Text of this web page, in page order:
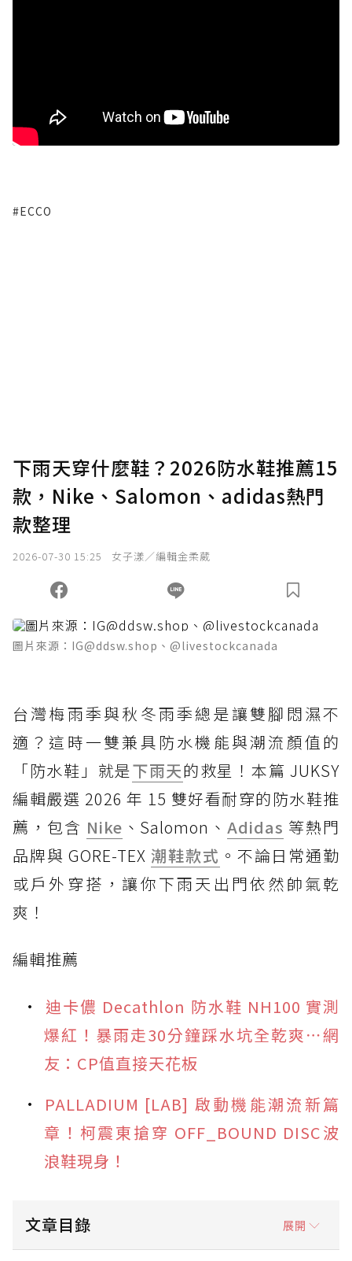
#ECCO
下雨天穿什麼鞋？2026防水鞋推薦15
款，Nike、Salomon、adidas熱門
款整理
2026-07-30 15:25 女子漾／編輯金柔葳
圖片來源：IG@ddsw.shop、@livestockcanada
台灣梅雨季與秋冬雨季總是讓雙腳悶濕不
適？這時一雙兼具防水機能與潮流顏值的
「防水鞋」就是下雨天的救星！本篇 JUKSY
編輯嚴選 2026 年 15 雙好看耐穿的防水鞋推
薦，包含 Nike 、Salomon、Adidas 等熱門
品牌與 GORE-TEX 潮鞋款式 。不論日常通勤
或戶外穿搭，讓你下雨天出門依然帥氣乾
爽！
編輯推薦
迪卡儂 Decathlon 防水鞋 NH100 實測
爆紅！暴雨走30分鐘踩水坑全乾爽⋯網
友：CP值直接天花板
PALLADIUM [LAB] 啟動機能潮流新篇
章！柯震東搶穿 OFF_BOUND DISC波
浪鞋現身！
文章目錄 展開